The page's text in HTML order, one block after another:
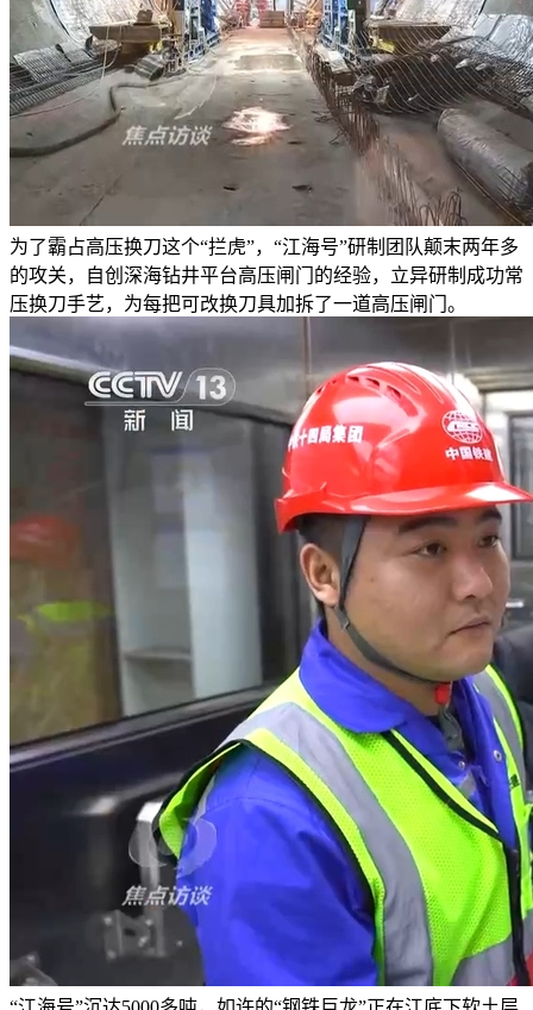
为了霸占高压换刀这个“拦虎”，“江海号”研制团队颠末两年多
的攻关，自创深海钻井平台高压闸门的经验，立异研制成功常
压换刀手艺，为每把可改换刀具加拆了一道高压闸门。